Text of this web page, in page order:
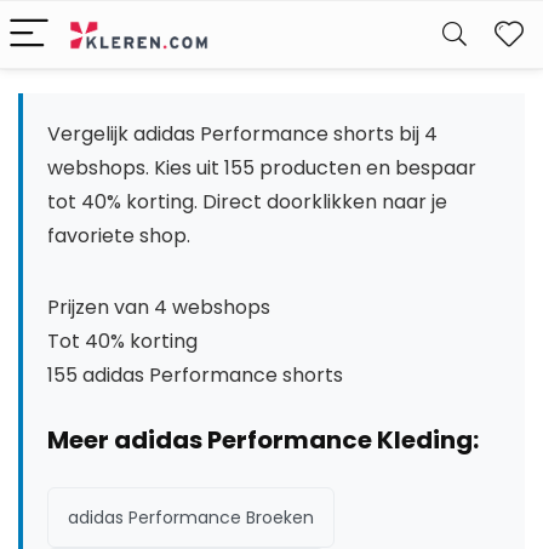
Vergelijk adidas Performance shorts bij 4
webshops. Kies uit 155 producten en bespaar
tot 40% korting. Direct doorklikken naar je
favoriete shop.
Prijzen van 4 webshops
Tot 40% korting
155 adidas Performance shorts
Meer adidas Performance Kleding:
adidas Performance Broeken